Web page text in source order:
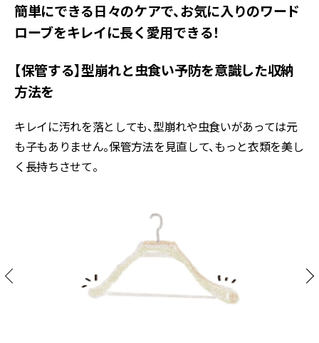
簡単にできる日々のケアで、お気に入りのワード
ローブをキレイに長く愛用できる！
【保管する】型崩れと虫食い予防を意識した収納
方法を
キレイに汚れを落としても、型崩れや虫食いがあっては元
も子もありません。保管方法を見直して、もっと衣類を美し
く長持ちさせて。